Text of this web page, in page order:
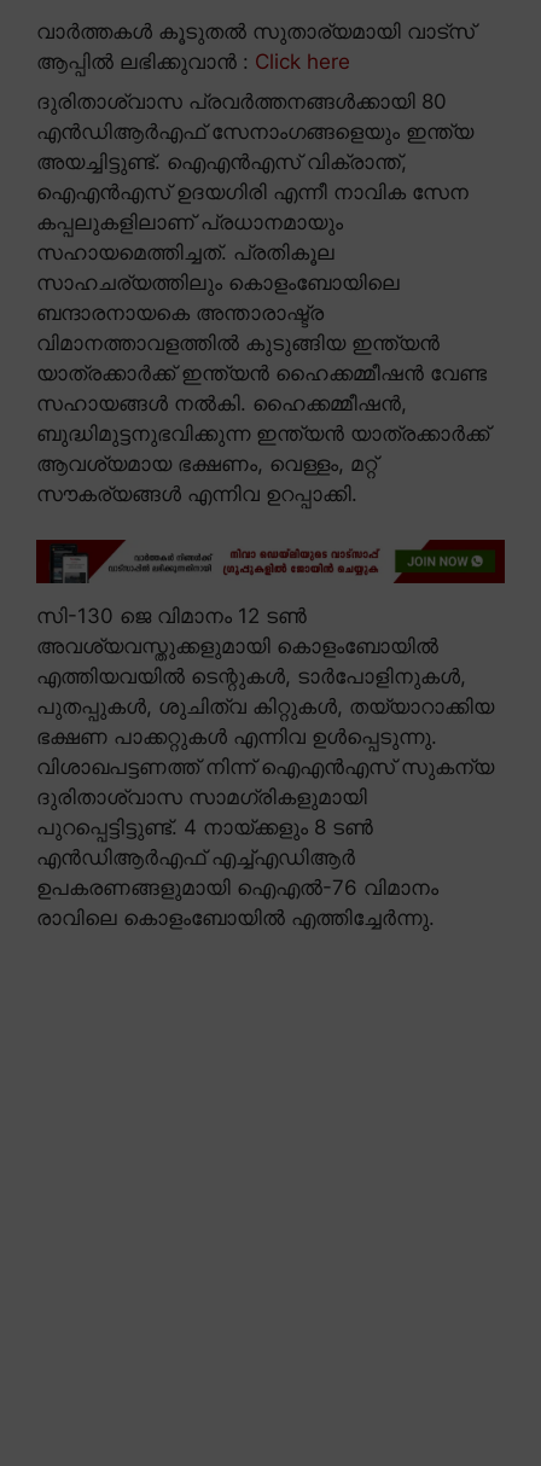
വാർത്തകൾ കൂടുതൽ സുതാര്യമായി വാട്സ്
ആപ്പിൽ ലഭിക്കുവാൻ : Click here
ദുരിതാശ്വാസ പ്രവർത്തനങ്ങൾക്കായി 80
എൻഡിആർഎഫ് സേനാംഗങ്ങളെയും ഇന്ത്യ
അയച്ചിട്ടുണ്ട്. ഐഎൻഎസ് വിക്രാന്ത്,
ഐഎൻഎസ് ഉദയഗിരി എന്നീ നാവിക സേന
കപ്പലുകളിലാണ് പ്രധാനമായും
സഹായമെത്തിച്ചത്. പ്രതികൂല
സാഹചര്യത്തിലും കൊളംബോയിലെ
ബന്ദാരനായകെ അന്താരാഷ്ട്ര
വിമാനത്താവളത്തിൽ കുടുങ്ങിയ ഇന്ത്യൻ
യാത്രക്കാർക്ക് ഇന്ത്യൻ ഹൈക്കമ്മീഷൻ വേണ്ട
സഹായങ്ങൾ നൽകി. ഹൈക്കമ്മീഷൻ,
ബുദ്ധിമുട്ടനുഭവിക്കുന്ന ഇന്ത്യൻ യാത്രക്കാർക്ക്
ആവശ്യമായ ഭക്ഷണം, വെള്ളം, മറ്റ്
സൗകര്യങ്ങൾ എന്നിവ ഉറപ്പാക്കി.
സി-130 ജെ വിമാനം 12 ടൺ
അവശ്യവസ്തുക്കളുമായി കൊളംബോയിൽ
എത്തിയവയിൽ ടെന്റുകൾ, ടാർപോളിനുകൾ,
പുതപ്പുകൾ, ശുചിത്വ കിറ്റുകൾ, തയ്യാറാക്കിയ
ഭക്ഷണ പാക്കറ്റുകൾ എന്നിവ ഉൾപ്പെടുന്നു.
വിശാഖപട്ടണത്ത് നിന്ന് ഐഎൻഎസ് സുകന്യ
ദുരിതാശ്വാസ സാമഗ്രികളുമായി
പുറപ്പെട്ടിട്ടുണ്ട്. 4 നായ്ക്കളും 8 ടൺ
എൻഡിആർഎഫ് എച്ച്എഡിആർ
ഉപകരണങ്ങളുമായി ഐഎൽ-76 വിമാനം
രാവിലെ കൊളംബോയിൽ എത്തിച്ചേർന്നു.